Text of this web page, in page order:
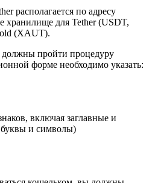
располагается по адресу
хранилище для Tether (USDT,
(XAUT).
должны пройти процедуру
форме необходимо указать:
включая заглавные и
буквы и символы)